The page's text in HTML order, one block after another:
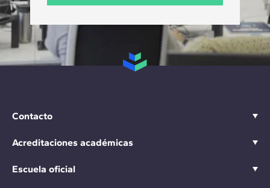
Contacto
Acreditaciones académicas
Escuela oficial